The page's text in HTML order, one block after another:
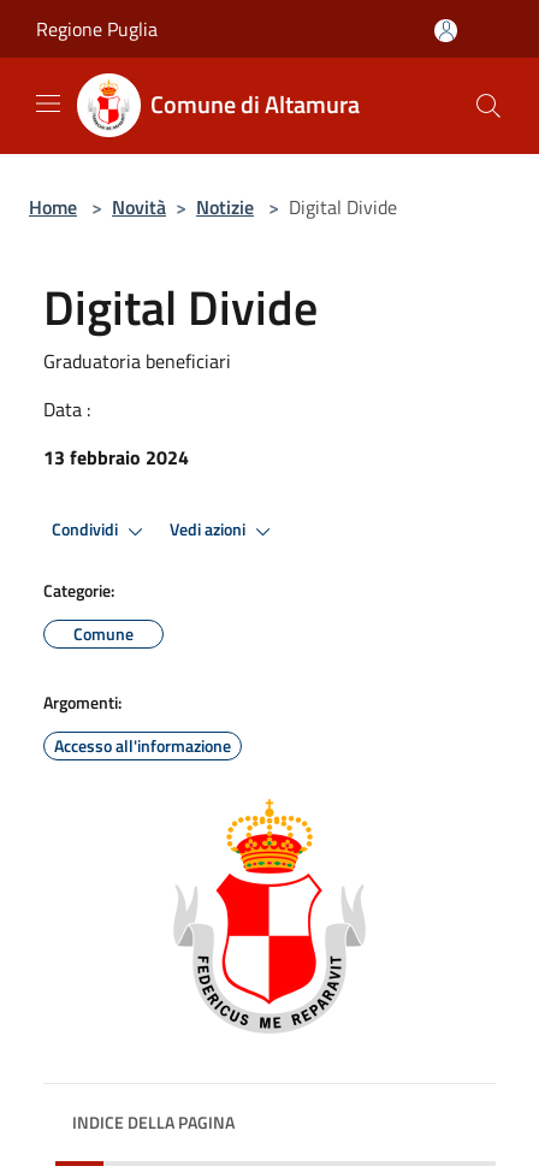
Regione Puglia
Comune di Altamura
Home > Novità > Notizie > Digital Divide
Digital Divide
Graduatoria beneficiari
Data :
13 febbraio 2024
Condividi Vedi azioni
Categorie:
Comune
Argomenti:
Accesso all'informazione
INDICE DELLA PAGINA